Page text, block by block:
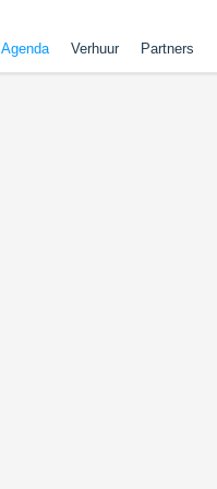
Agenda Verhuur Partners